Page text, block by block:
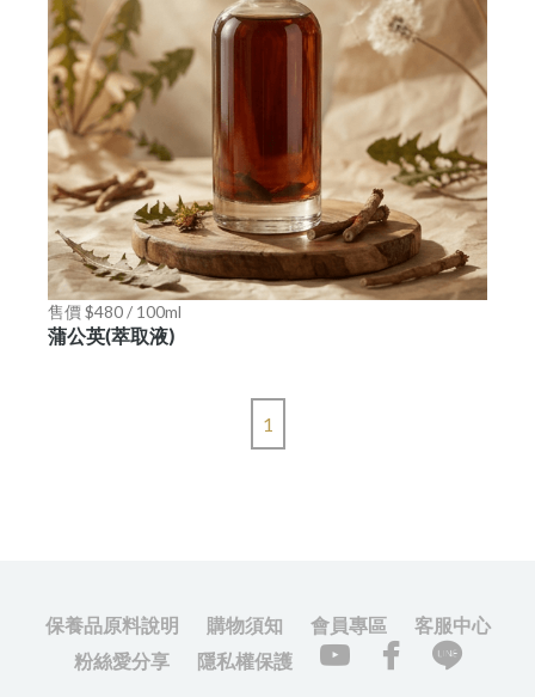
售價 $480 / 100ml
蒲公英(萃取液)
1
保養品原料說明 購物須知 會員專區
客服中心
粉絲愛分享
隱私權保護